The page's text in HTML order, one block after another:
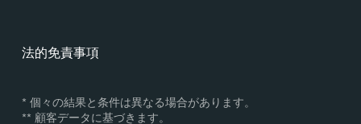
法的免責事項
* 個々の結果と条件は異なる場合があります。
** 顧客データに基づきます。